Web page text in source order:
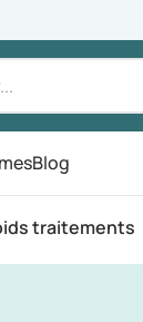
Blog
traitements